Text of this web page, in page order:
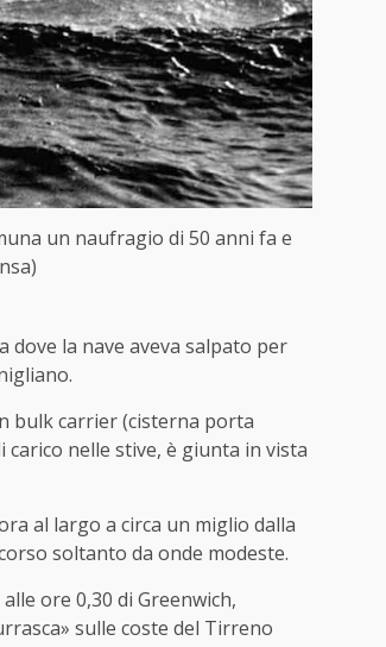
un naufragio di 50 anni fa e
dove la nave aveva salpato per
bulk carrier (cisterna porta
nelle stive, è giunta in vista
al largo a circa un miglio dalla
soltanto da onde modeste.
ore 0,30 di Greenwich,
sulle coste del Tirreno